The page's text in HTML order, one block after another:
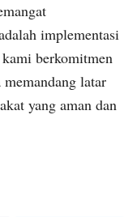
implementasi
berkomitmen
latar
yang aman dan